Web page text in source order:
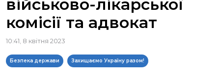
військово-лікарської
комісії та адвокат
10:41, 8 квітня 2023
Безпека держави Захищаємо Україну разом!